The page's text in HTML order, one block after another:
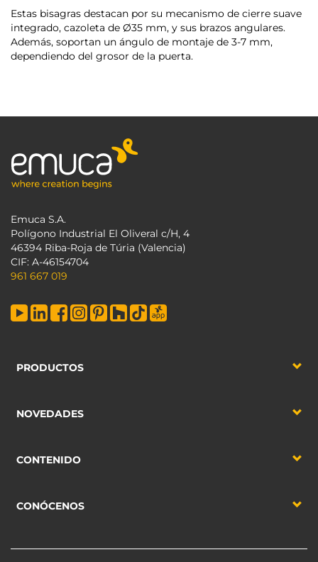
Estas bisagras destacan por su mecanismo de cierre suave
integrado, cazoleta de Ø35 mm, y sus brazos angulares.
Además, soportan un ángulo de montaje de 3-7 mm,
dependiendo del grosor de la puerta.
Emuca S.A.
Polígono Industrial El Oliveral c/H, 4
46394 Riba-Roja de Túria (Valencia)
CIF: A-46154704
961 667 019
PRODUCTOS
NOVEDADES
CONTENIDO
CONÓCENOS